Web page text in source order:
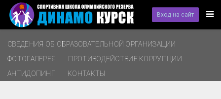
Вход на сайт
СВЕДЕНИЯ ОБ ОБРАЗОВАТЕЛЬНОЙ ОРГАНИЗАЦИИ
ФОТОГАЛЕРЕЯ
ПРОТИВОДЕЙСТВИЕ КОРРУПЦИИ
АНТИДОПИНГ
КОНТАКТЫ